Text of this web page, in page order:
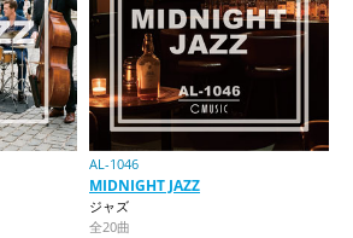
AL-1046
MIDNIGHT JAZZ
ジャズ
全20曲